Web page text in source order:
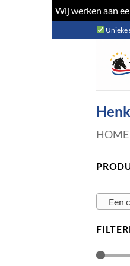
Wij werken aan
naar
Unieke
HOME
Een